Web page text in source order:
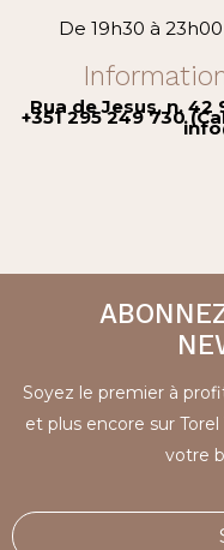
De 19h30 à
Rua de Jesus, n.
+351 295 249 730
Soyez le premier à
et plus encore sur
votre